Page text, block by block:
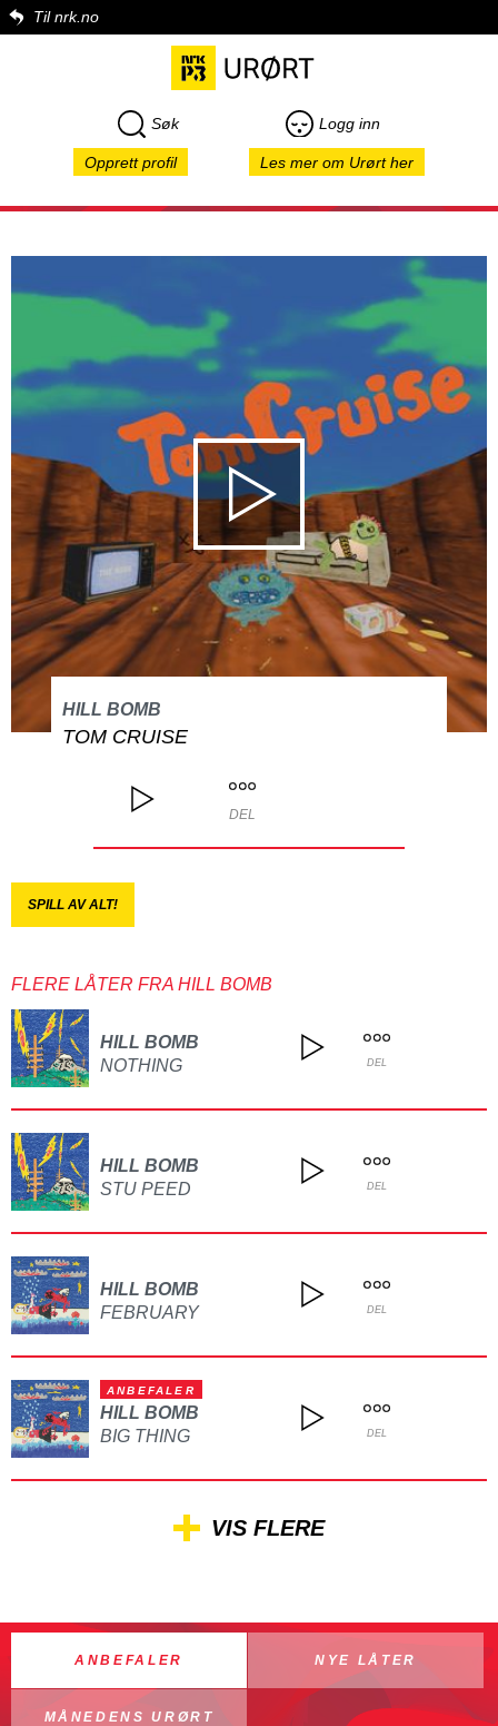
Til nrk.no
Søk Logg inn
Opprett profil Les mer om Urørt her
HILL BOMB
TOM CRUISE
DEL
SPILL AV ALT!
FLERE LÅTER FRA HILL BOMB
HILL BOMB
NOTHING
DEL
HILL BOMB
STU PEED
DEL
HILL BOMB
FEBRUARY
DEL
ANBEFALER
HILL BOMB
BIG THING
DEL
VIS FLERE
ANBEFALER NYE LÅTER
MÅNEDENS URØRT